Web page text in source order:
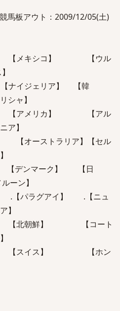
馬板アウト：2009/12/05(土)
】 【メキシコ】 【ウル
ナイジェリア】 【韓
】
】 【アメリカ】 【アル
】
ーストラリア】【セル
デンマーク】 【日
】
【パラグアイ】 .【ニュ
】
【北朝鮮】 【コート
【スイス】 【ホン